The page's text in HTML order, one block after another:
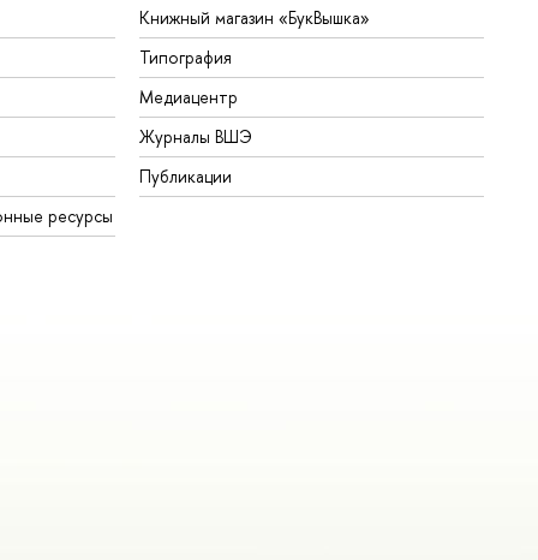
ресурсы
Книжный магазин «БукВышка»
Типография
Медиацентр
Журналы ВШЭ
Публикации